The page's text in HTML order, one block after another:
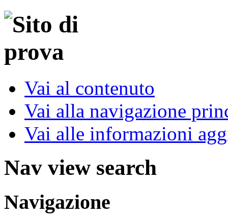
Vai al contenuto
Vai alla navigazione
Vai alle informazioni
Nav view search
Navigazione